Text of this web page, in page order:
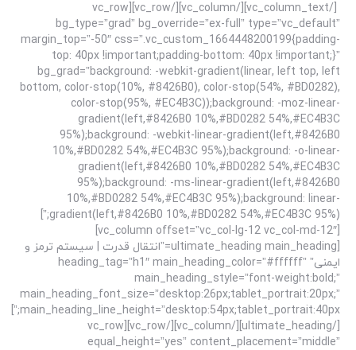
[/vc_column_text][/vc_column][/vc_row][vc_row
bg_type=”grad” bg_override=”ex-full” type=”vc_default”
margin_top=”-50″ css=”.vc_custom_1664448200199{padding-
top: 40px !important;padding-bottom: 40px !important;}”
bg_grad=”background: -webkit-gradient(linear, left top, left
bottom, color-stop(10%, #8426B0), color-stop(54%, #BD0282),
color-stop(95%, #EC4B3C));background: -moz-linear-
gradient(left,#8426B0 10%,#BD0282 54%,#EC4B3C
95%);background: -webkit-linear-gradient(left,#8426B0
10%,#BD0282 54%,#EC4B3C 95%);background: -o-linear-
gradient(left,#8426B0 10%,#BD0282 54%,#EC4B3C
95%);background: -ms-linear-gradient(left,#8426B0
10%,#BD0282 54%,#EC4B3C 95%);background: linear-
gradient(left,#8426B0 10%,#BD0282 54%,#EC4B3C 95%);”]
[vc_column offset=”vc_col-lg-12 vc_col-md-12″]
[ultimate_heading main_heading=”انتقال قدرت | سیستم ترمز و
ایمنی” heading_tag=”h1″ main_heading_color=”#ffffff”
main_heading_style=”font-weight:bold;”
main_heading_font_size=”desktop:26px;tablet_portrait:20px;”
main_heading_line_height=”desktop:54px;tablet_portrait:40px;”]
[/ultimate_heading][/vc_column][/vc_row][vc_row
equal_height=”yes” content_placement=”middle”